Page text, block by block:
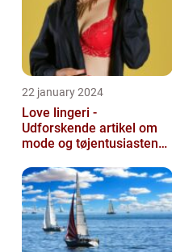
22 january 2024
Love lingeri -
Udforskende artikel om
mode og tøjentusiastens